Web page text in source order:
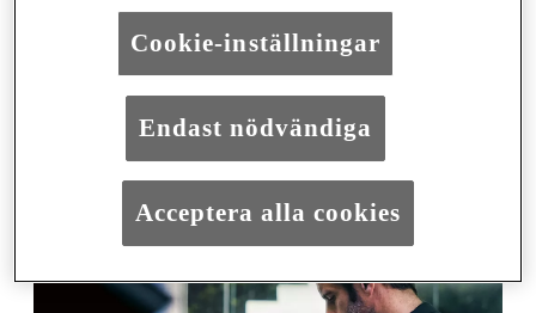
Vi har dig täckt.
Ladda din bil vid över 1 miljon laddpunkter i Europa, som
kan hittas via bilens pekskärm eller Lexus Link+-appen.
Teckna en prenumeration för automatiska betalningar och
månadsfakturering.
Cookie-inställningar
Endast nödvändiga
Acceptera alla cookies